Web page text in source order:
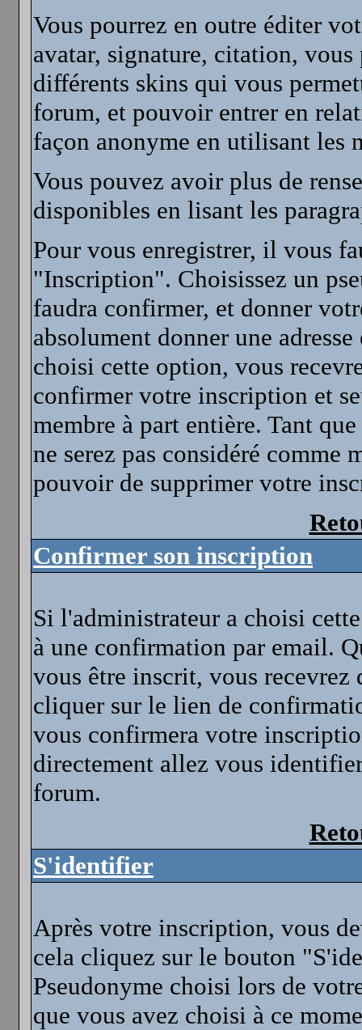
Vous pourrez en outre éditer
avatar, signature, citation,
différents skins qui vous
forum, et pouvoir entrer en
façon anonyme en utilisant les
Vous pouvez avoir plus de
disponibles en lisant les
Pour vous enregistrer, il vous
"Inscription". Choisissez un
faudra confirmer, et donner
absolument donner une
choisi cette option, vous
confirmer votre inscription et
membre à part entière. Tant
ne serez pas considéré comme
pouvoir de supprimer votre
Confirmer son inscription
Si l'administrateur a choisi
à une confirmation par email.
vous être inscrit, vous
cliquer sur le lien de
vous confirmera votre
directement allez vous
forum.
S'identifier
Après votre inscription, vous
cela cliquez sur le bouton
Pseudonyme choisi lors de
que vous avez choisi à ce